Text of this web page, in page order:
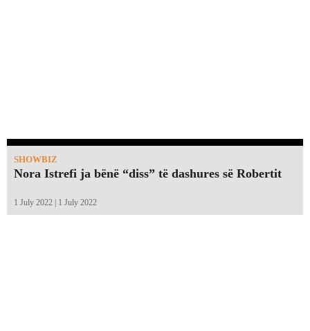
SHOWBIZ
Nora Istrefi ja bënë “diss” të dashures së Robertit
1 July 2022 | 1 July 2022